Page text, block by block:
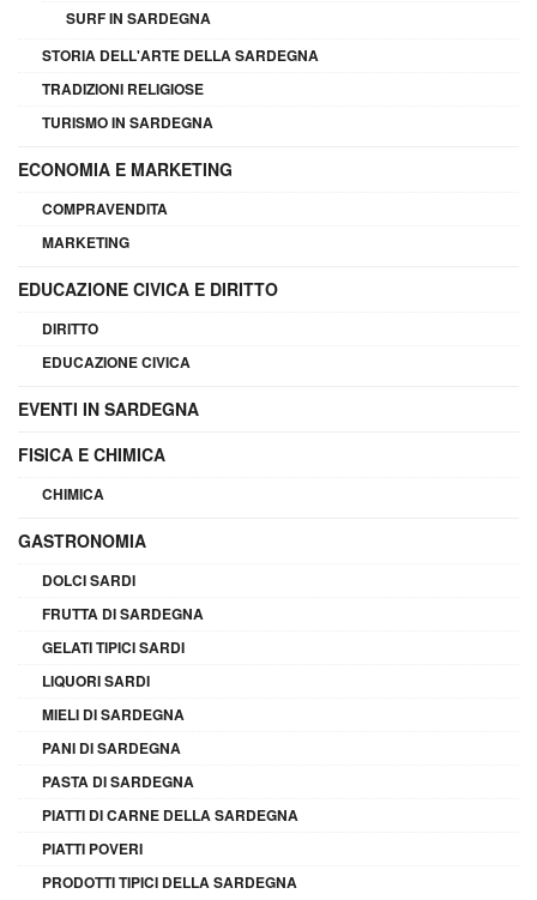
SURF IN SARDEGNA
STORIA DELL'ARTE DELLA SARDEGNA
TRADIZIONI RELIGIOSE
TURISMO IN SARDEGNA
ECONOMIA E MARKETING
COMPRAVENDITA
MARKETING
EDUCAZIONE CIVICA E DIRITTO
DIRITTO
EDUCAZIONE CIVICA
EVENTI IN SARDEGNA
FISICA E CHIMICA
CHIMICA
GASTRONOMIA
DOLCI SARDI
FRUTTA DI SARDEGNA
GELATI TIPICI SARDI
LIQUORI SARDI
MIELI DI SARDEGNA
PANI DI SARDEGNA
PASTA DI SARDEGNA
PIATTI DI CARNE DELLA SARDEGNA
PIATTI POVERI
PRODOTTI TIPICI DELLA SARDEGNA